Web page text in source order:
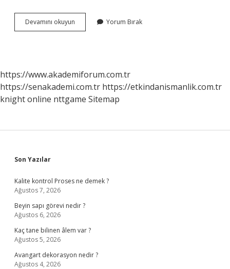
Devamını okuyun
Ay
Yorum Bırak
https://www.akademiforum.com.tr
https://senakademi.com.tr https://etkindanismanlik.com.tr
knight online nttgame Sitemap
Sidebar
Son Yazılar
Kalite kontrol Proses ne demek ?
Ağustos 7, 2026
Beyin sapı görevi nedir ?
Ağustos 6, 2026
Kaç tane bilinen âlem var ?
Ağustos 5, 2026
Avangart dekorasyon nedir ?
Ağustos 4, 2026